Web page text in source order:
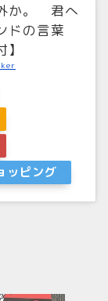
か。 君へ
ドの言葉
ッピング